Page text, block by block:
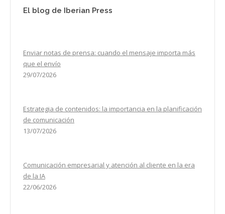
El blog de Iberian Press
Enviar notas de prensa: cuando el mensaje importa más
que el envío
29/07/2026
Estrategia de contenidos: la importancia en la planificación
de comunicación
13/07/2026
Comunicación empresarial y atención al cliente en la era
de la IA
22/06/2026